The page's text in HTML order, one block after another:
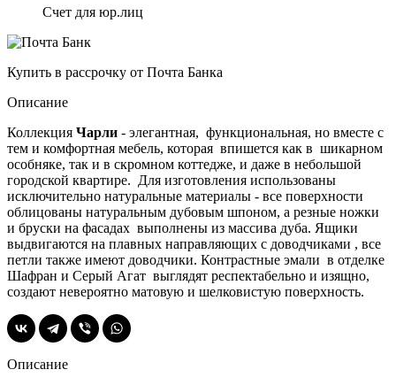
Счет для юр.лиц
Купить в рассрочку от Почта Банка
Описание
Коллекция Чарли - элегантная, функциональная, но вместе с
тем и комфортная мебель, которая впишется как в шикарном
особняке, так и в скромном коттедже, и даже в небольшой
городской квартире. Для изготовления использованы
исключительно натуральные материалы - все поверхности
облицованы натуральным дубовым шпоном, а резные ножки
и бруски на фасадах выполнены из массива дуба. Ящики
выдвигаются на плавных направляющих с доводчиками , все
петли также имеют доводчики. Контрастные эмали в отделке
Шафран и Серый Агат выглядят респектабельно и изящно,
создают невероятно матовую и шелковистую поверхность.
Описание